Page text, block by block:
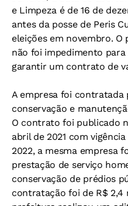
e Limpeza é de 16 de
antes da posse de Peris
eleições em novembro.
não foi impedimento para
garantir um contrato de
A empresa foi contratada
conservação e
O contrato foi publicado
abril de 2021 com
2022, a mesma empresa
prestação de serviço
conservação de prédios
contratação foi de R$ 2,4